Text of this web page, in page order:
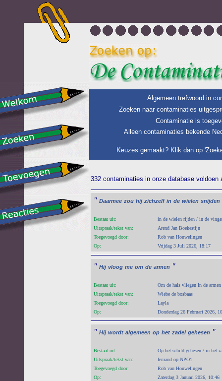
Algemeen trefwoord in
Zoeken naar contaminaties
Contaminatie is
Alleen contaminaties bekende
Keuzes gemaakt? Klik dan op
332 contaminaties in onze database voldoen
" Daarmee zou hij zichzelf in de wielen snijden
Bestaat uit:
in de wielen rijden / in de
Uitspraak/tekst van:
Arend Jan Boekestijn
Toegevoegd door:
Rob van Houwelingen
Op:
Vrijdag 3 Juli 2026, 18:17
" Hij vloog me om de armen "
Bestaat uit:
Om de hals vliegen In de
Uitspraak/tekst van:
Wiebe de bosbaas
Toegevoegd door:
Layla
Op:
Donderdag 26 Februari 2026,
" Hij wordt algemeen op het zadel gehesen "
Bestaat uit:
Op het schild gehesen / in het
Uitspraak/tekst van:
Iemand op NPO1
Toegevoegd door:
Rob van Houwelingen
Op:
Zaterdag 3 Januari 2026, 10:46